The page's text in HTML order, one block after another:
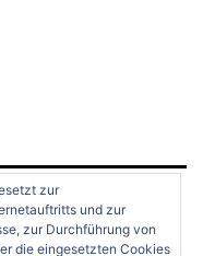
zur
und zur
zur Durchführung von
die eingesetzten Cookies